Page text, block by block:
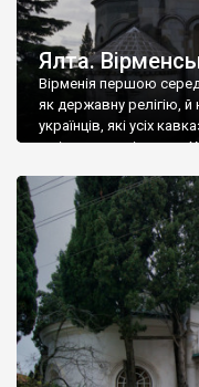
Ялта.
Вірменія першою
як державну релігію, й
українців, які усіх
є відданими вірянами